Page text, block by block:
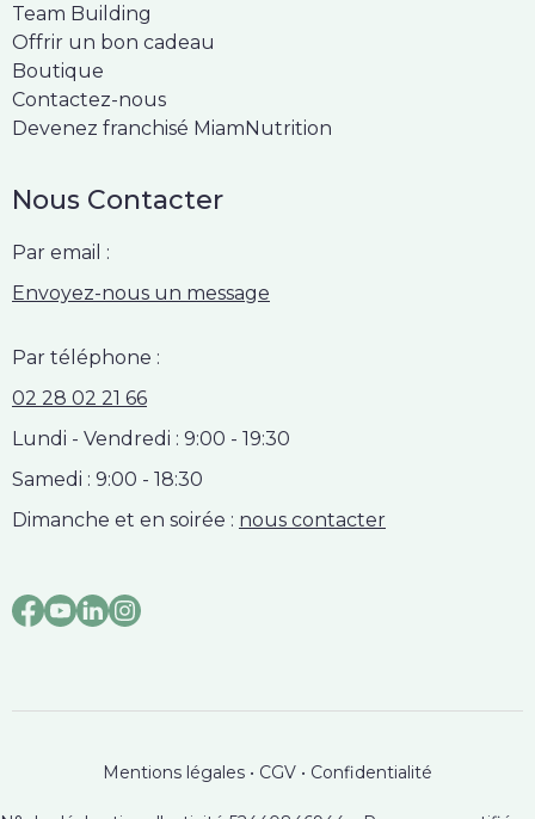
Team Building
Offrir un bon cadeau
Boutique
Contactez-nous
Devenez franchisé MiamNutrition
Nous Contacter
Par email :
Envoyez-nous un message
Par téléphone :
02 28 02 21 66
Lundi - Vendredi : 9:00 - 19:30
Samedi : 9:00 - 18:30
Dimanche et en soirée : nous contacter
Mentions légales • CGV • Confidentialité